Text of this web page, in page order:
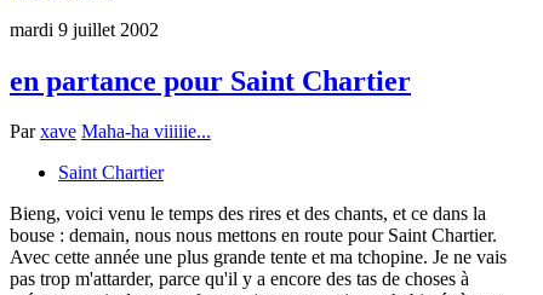
mardi 9 juillet 2002
en partance pour Saint Chartier
Parxave Maha-ha viiiiie...
Saint Chartier
Bieng, voici venu le temps des rires et des chants, et ce dans la
bouse : demain, nous nous mettons en route pour Saint Chartier.
Avec cette année une plus grande tente et ma tchopine. Je ne vais
pas trop m'attarder, parce qu'il y a encore des tas de choses à